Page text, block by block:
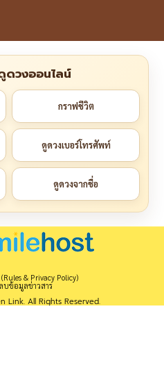
ดวงออนไลน์
กราฟชีวิต
ดูดวงเบอร์โทรศัพท์
ดูดวงจากชื่อ
& Privacy Policy)
บข้อมูลข่าวสาร
Link. All Rights Reserved.